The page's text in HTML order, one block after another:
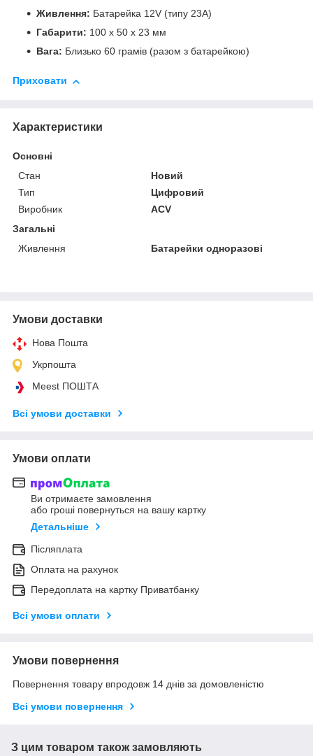
Живлення: Батарейка 12V (типу 23A)
Габарити: 100 x 50 x 23 мм
Вага: Близько 60 грамів (разом з батарейкою)
Приховати
Характеристики
Основні
Стан
Новий
Тип
Цифровий
Виробник
ACV
Загальні
Живлення
Батарейки одноразові
Умови доставки
Нова Пошта
Укрпошта
Meest ПОШТА
Всі умови доставки
Умови оплати
Ви отримаєте замовлення
або гроші повернуться на вашу картку
Детальніше
Післяплата
Оплата на рахунок
Передоплата на картку Приватбанку
Всі умови оплати
Умови повернення
Повернення товару впродовж 14 днів за домовленістю
Всі умови повернення
З цим товаром також замовляють